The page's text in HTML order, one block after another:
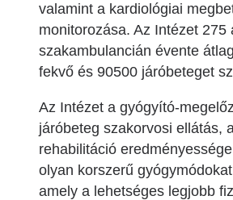
valamint a kardiológiai
monitorozása. Az Intézet 275
szakambulancián évente
fekvő és 90500 járóbeteget
Az Intézet a gyógyító-
járóbeteg szakorvosi ellátás,
rehabilitáció
olyan korszerű
amely a lehetséges legjobb